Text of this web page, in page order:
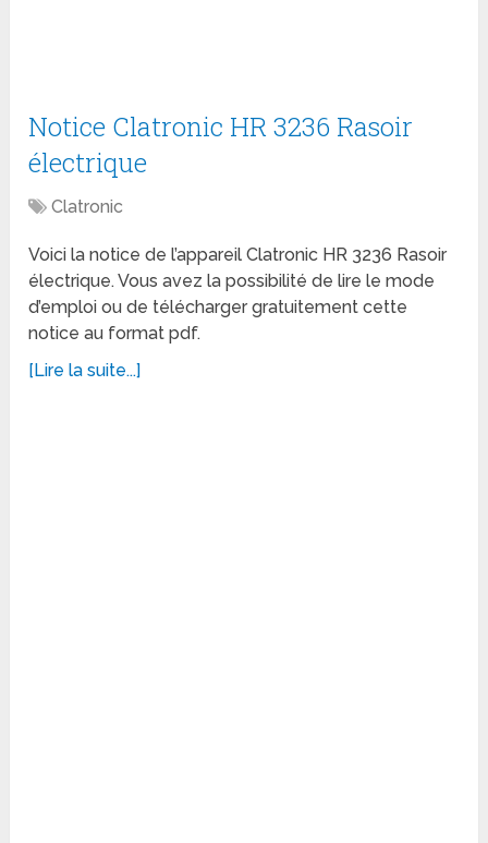
Notice Clatronic HR 3236 Rasoir
électrique
Clatronic
Voici la notice de l’appareil Clatronic HR 3236 Rasoir
électrique. Vous avez la possibilité de lire le mode
d’emploi ou de télécharger gratuitement cette
notice au format pdf.
[Lire la suite...]